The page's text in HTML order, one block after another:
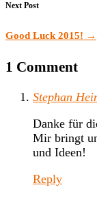
Next Post
Good Luck 2015! →
1 Comment
Stephan
Danke für
Mir bringt
und Ideen!
Reply